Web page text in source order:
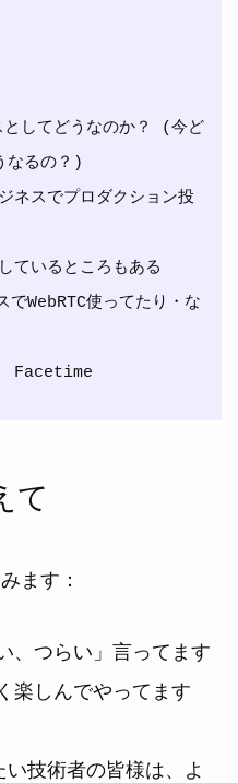
としてどうなのか？ (今ど
なるの？)
WebRTC使ってたり・な
て
ます：
、つらい」言ってます
楽しんでやってます
技術者の皆様は、よ